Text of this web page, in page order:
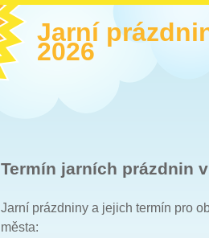
Jarní
2026
Termín jarních prázdnin
Jarní prázdniny a jejich termín pro
města: